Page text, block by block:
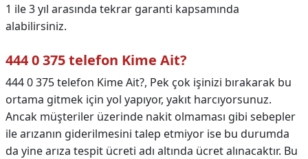
1 ile 3 yıl arasında tekrar garanti kapsamında
alabilirsiniz.
444 0 375 telefon Kime Ait?
444 0 375 telefon Kime Ait?, Pek çok işinizi bırakarak bu
ortama gitmek için yol yapıyor, yakıt harcıyorsunuz.
Ancak müşteriler üzerinde nakit olmaması gibi sebepler
ile arızanın giderilmesini talep etmiyor ise bu durumda
da yine arıza tespit ücreti adı altında ücret alınacaktır. Bu